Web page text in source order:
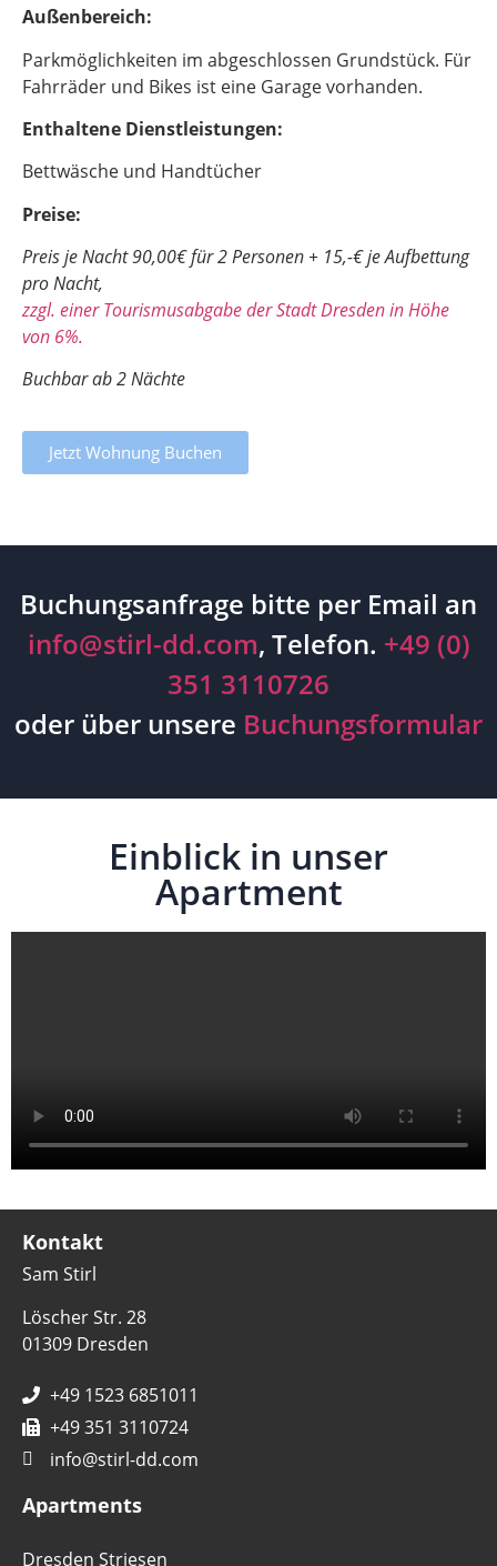
Außenbereich:
Parkmöglichkeiten im abgeschlossen Grundstück. Für
Fahrräder und Bikes ist eine Garage vorhanden.
Enthaltene Dienstleistungen:
Bettwäsche und Handtücher
Preise:
Preis je Nacht 90,00€ für 2 Personen + 15,-€ je Aufbettung
pro Nacht,
zzgl. einer Tourismusabgabe der Stadt Dresden in Höhe
von 6%.
Buchbar ab 2 Nächte
Jetzt Wohnung Buchen
Buchungsanfrage bitte per Email an
info@stirl-dd.com, Telefon. +49 (0)
351 3110726
oder über unsere Buchungsformular
Einblick in unser
Apartment
Kontakt
Sam Stirl
Löscher Str. 28
01309 Dresden
+49 1523 6851011
+49 351 3110724
info@stirl-dd.com
Apartments
Dresden Striesen